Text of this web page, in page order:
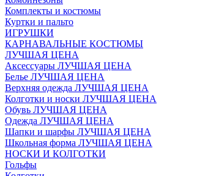
Комплекты и костюмы
Куртки и пальто
ИГРУШКИ
КАРНАВАЛЬНЫЕ КОСТЮМЫ
ЛУЧШАЯ ЦЕНА
Аксессуары ЛУЧШАЯ ЦЕНА
Белье ЛУЧШАЯ ЦЕНА
Верхняя одежда ЛУЧШАЯ ЦЕНА
Колготки и носки ЛУЧШАЯ ЦЕНА
Обувь ЛУЧШАЯ ЦЕНА
Одежда ЛУЧШАЯ ЦЕНА
Шапки и шарфы ЛУЧШАЯ ЦЕНА
Школьная форма ЛУЧШАЯ ЦЕНА
НОСКИ И КОЛГОТКИ
Гольфы